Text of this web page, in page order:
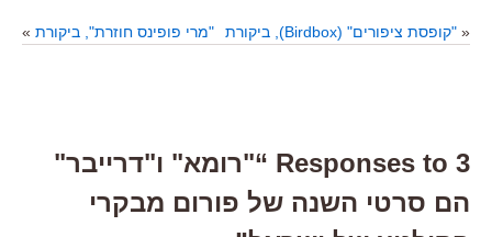
« "קופסת ציפורים" (Birdbox), ביקורת "מרי פופינס חוזרת", ביקורת »
3 Responses to “"רומא" ו"דרייבר"
הם סרטי השנה של פורום מבקרי